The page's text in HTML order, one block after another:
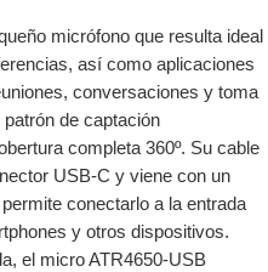
micrófono que resulta ideal
así como aplicaciones
conversaciones y toma
de captación
completa 360º. Su cable
USB-C y viene con un
conectarlo a la entrada
y otros dispositivos.
el micro ATR4650-USB